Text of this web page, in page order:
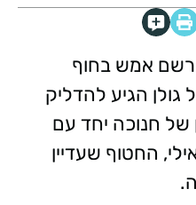
אמש בחוף
גולן הגיע להדליק
של חנוכה יחד עם
החטוף שעדיין